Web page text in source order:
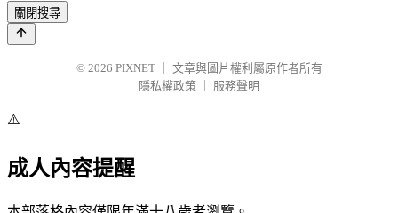
關閉搜尋
© 2026 PIXNET
文章與圖片權利屬原作者所有
隱私權政策
服務聲明
⚠️
成人內容提醒